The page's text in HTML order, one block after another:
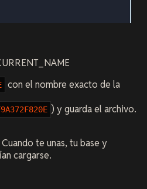
con el nombre exacto de la
) y guarda el archivo.
te unas, tu base y
cargarse.